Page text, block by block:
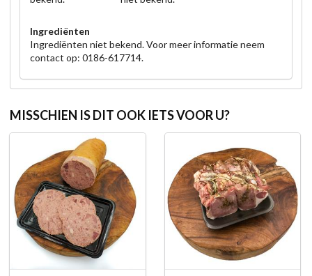
Ingrediënten
Ingrediënten niet bekend. Voor meer informatie neem
contact op: 0186-617714.
MISSCHIEN IS DIT OOK IETS VOOR U?